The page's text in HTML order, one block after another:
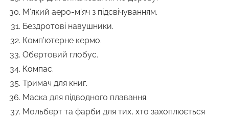
М’який аеро-м’яч з підсвічуванням.
Бездротові навушники.
Комп’ютерне кермо.
Обертовий глобус.
Компас.
Тримач для книг.
Маска для підводного плавання.
Мольберт та фарби для тих, хто захоплюється